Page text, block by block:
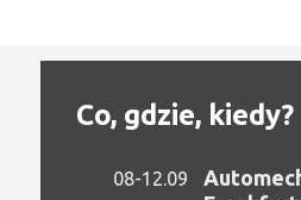
Co, gdzie, kiedy?
08-12.09